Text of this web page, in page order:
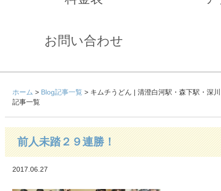
お問い合わせ
ホーム > Blog記事一覧 > キムチうどん | 清澄白河駅・森下駅・深
記事一覧
前人未踏２９連勝！
2017.06.27